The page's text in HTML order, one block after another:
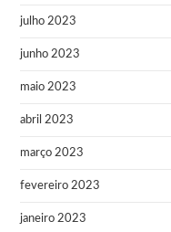
julho 2023
junho 2023
maio 2023
abril 2023
março 2023
fevereiro 2023
janeiro 2023